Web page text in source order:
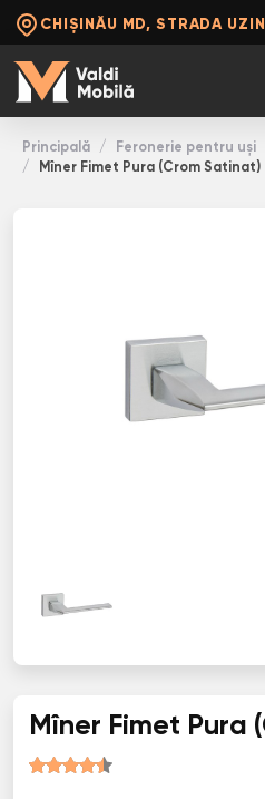
CHIȘINĂU MD, STRADA
Principală
Feronerie pentru uși
Mîner Fimet Pura (Crom Satinat)
Mîner Fimet Pura